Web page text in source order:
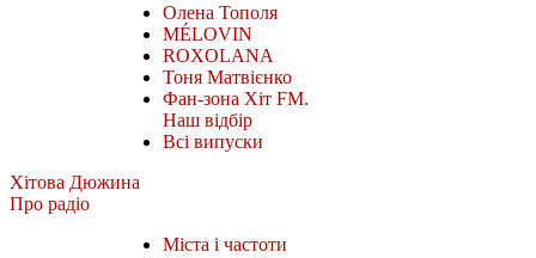
Олена Тополя
MÉLOVIN
ROXOLANA
Тоня Матвієнко
Фан-зона Хіт FM.
Наш відбір
Всі випуски
Хітова Дюжина
Про радіо
Міста і частоти